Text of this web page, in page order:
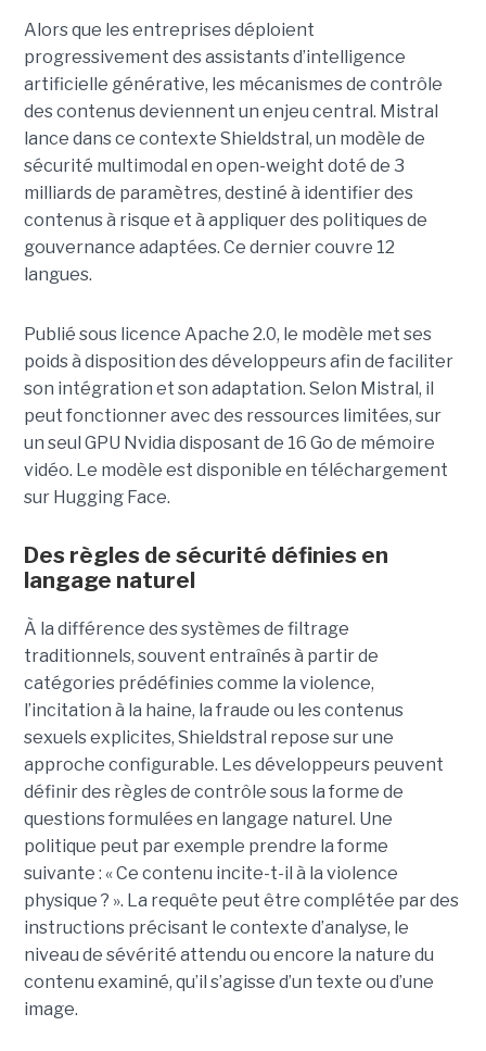
Alors que les entreprises déploient
progressivement des assistants d’intelligence
artificielle générative, les mécanismes de contrôle
des contenus deviennent un enjeu central. Mistral
lance dans ce contexte Shieldstral, un modèle de
sécurité multimodal en open-weight doté de 3
milliards de paramètres, destiné à identifier des
contenus à risque et à appliquer des politiques de
gouvernance adaptées. Ce derniercouvre 12
langues.
Publié sous licence Apache 2.0, le modèle met ses
poids à disposition des développeurs afin de faciliter
son intégration et son adaptation. Selon Mistral, il
peut fonctionner avec des ressources limitées, sur
un seul GPU Nvidia disposant de 16 Go de mémoire
vidéo. Le modèle est disponible en téléchargement
sur Hugging Face.
Des règles de sécurité définies en
langage naturel
À la différence des systèmes de filtrage
traditionnels, souvent entraînés à partir de
catégories prédéfinies comme la violence,
l’incitation à la haine, la fraude ou les contenus
sexuels explicites, Shieldstral repose sur une
approche configurable. Les développeurs peuvent
définir des règles de contrôle sous la forme de
questions formulées en langage naturel. Une
politique peut par exemple prendre la forme
suivante : « Ce contenu incite-t-il à la violence
physique ? ». La requête peut être complétée par des
instructions précisant le contexte d’analyse, le
niveau de sévérité attendu ou encore la nature du
contenu examiné, qu’il s’agisse d’un texte ou d’une
image.